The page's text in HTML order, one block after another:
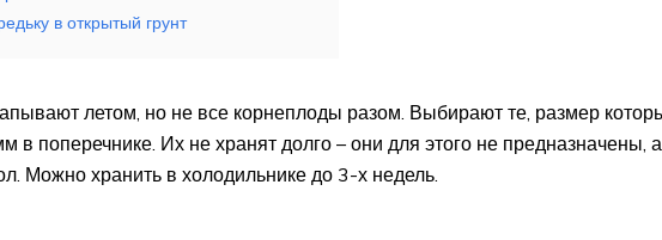
в открытый грунт
летом, но не все корнеплоды разом. Выбирают те, размер
в поперечнике. Их не хранят долго – они для этого не предназначены,
Можно хранить в холодильнике до 3-х недель.